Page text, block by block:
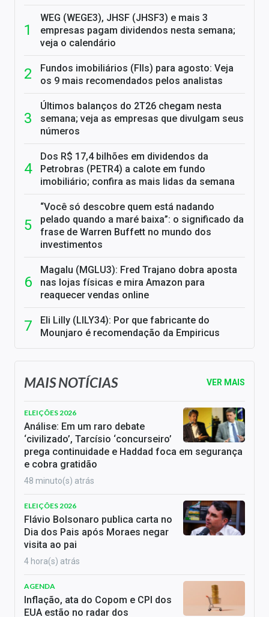
WEG (WEGE3), JHSF (JHSF3) e mais 3
empresas pagam dividendos nesta semana;
veja o calendário
Fundos imobiliários (FIIs) para agosto: Veja
os 9 mais recomendados pelos analistas
Últimos balanços do 2T26 chegam nesta
semana; veja as empresas que divulgam seus
números
Dos R$ 17,4 bilhões em dividendos da
Petrobras (PETR4) a calote em fundo
imobiliário; confira as mais lidas da semana
“Você só descobre quem está nadando
pelado quando a maré baixa”: o significado da
frase de Warren Buffett no mundo dos
investimentos
Magalu (MGLU3): Fred Trajano dobra aposta
nas lojas físicas e mira Amazon para
reaquecer vendas online
Eli Lilly (LILY34): Por que fabricante do
Mounjaro é recomendação da Empiricus
MAIS NOTÍCIAS VER MAIS
ELEIÇÕES 2026
Análise: Em um raro debate
‘civilizado’, Tarcísio ‘concurseiro’
prega continuidade e Haddad foca em segurança
e cobra gratidão
48 minuto(s) atrás
ELEIÇÕES 2026
Flávio Bolsonaro publica carta no
Dia dos Pais após Moraes negar
visita ao pai
4 hora(s) atrás
AGENDA
Inflação, ata do Copom e CPI dos
EUA estão no radar dos